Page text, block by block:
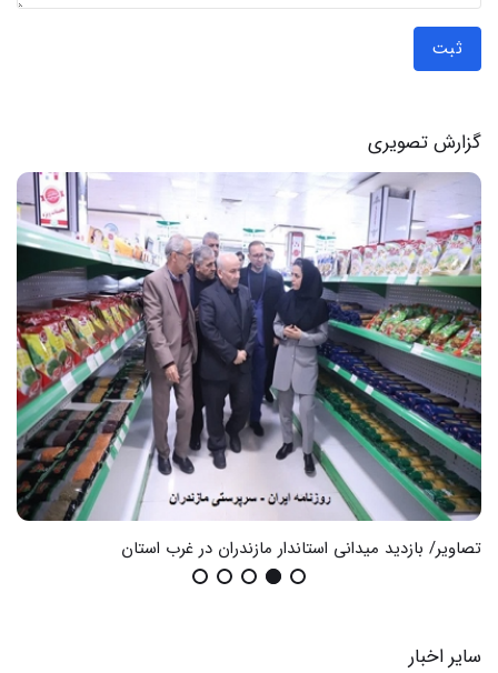
ثبت
گزارش تصویری
تصاویر/ بازدید میدانی استاندار مازندران در غرب استان
سایر اخبار